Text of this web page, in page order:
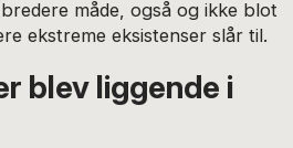
måde, også og ikke blot
ekstreme eksistenser slår til.
blev liggende i